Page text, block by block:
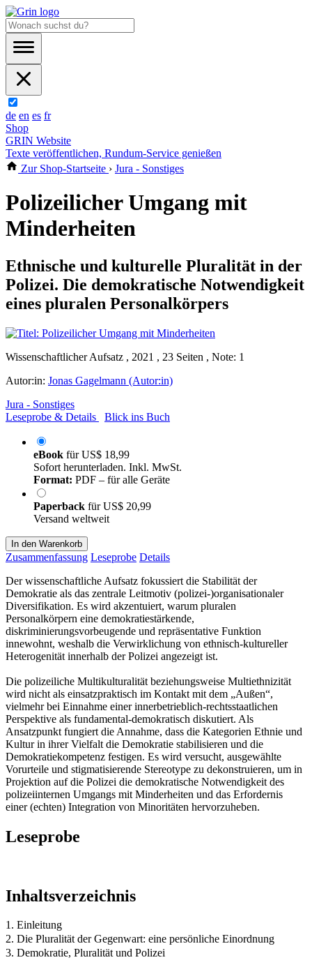
de en es fr
Shop
GRIN Website
Texte veröffentlichen, Rundum-Service genießen
Zur Shop-Startseite › Jura - Sonstiges
Polizeilicher Umgang mit
Minderheiten
Ethnische und kulturelle Pluralität in der
Polizei. Die demokratische Notwendigkeit
eines pluralen Personalkörpers
Wissenschaftlicher Aufsatz , 2021 , 23 Seiten , Note: 1
Autor:in: Jonas Gagelmann (Autor:in)
Jura - Sonstiges
Leseprobe & Details
Blick ins Buch
eBook fürUS$ 18,99
Sofort herunterladen. Inkl. MwSt.
Format: PDF – für alle Geräte
Paperback fürUS$ 20,99
Versand weltweit
In den Warenkorb
Zusammenfassung Leseprobe Details
Der wissenschaftliche Aufsatz fokussiert die Stabilität der
Demokratie als das zentrale Leitmotiv (polizei-)organisationaler
Diversifikation. Es wird akzentuiert, warum pluralen
Personalkörpern eine demokratiestärkende,
diskriminierungsvorbeugende und repräsentative Funktion
innewohnt, weshalb die Verwirklichung von ethnisch-kultureller
Heterogenität innerhalb der Polizei angezeigt ist.
Die polizeiliche Multikulturalität beziehungsweise Multiethnizität
wird nicht als einsatzpraktisch im Kontakt mit dem „Außen“,
vielmehr bei Einnahme einer innerbetrieblich-rechtsstaatlichen
Perspektive als fundamental-demokratisch diskutiert. Als
Ansatzpunkt fungiert die Annahme, dass die Kategorien Ethnie und
Kultur in ihrer Vielfalt die Demokratie stabilisieren und die
Demokratiekompetenz festigen. Es wird versucht, ausgewählte
Vorurteile und stigmatisierende Stereotype zu dekonstruieren, um in
Projektion auf die Polizei die demokratische Notwendigkeit des
polizeiinternen Umgangs mit Minderheiten und das Erfordernis
einer (echten) Integration von Minoritäten hervorzuheben.
Leseprobe
Inhaltsverzeichnis
1. Einleitung
2. Die Pluralität der Gegenwart: eine persönliche Einordnung
3. Demokratie, Pluralität und Polizei